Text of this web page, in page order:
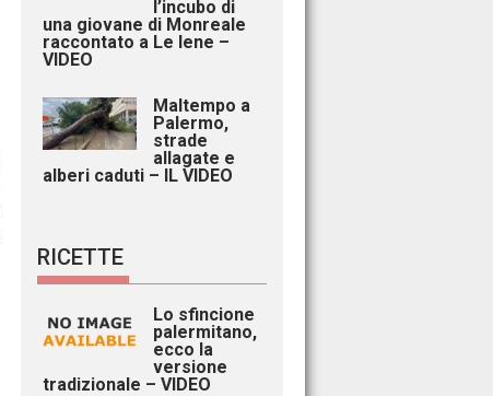
l’incubo di
una giovane di Monreale
raccontato a Le Iene –
VIDEO
Maltempo a
Palermo,
strade
allagate e
alberi caduti – IL VIDEO
RICETTE
Lo sfincione
palermitano,
ecco la
versione
tradizionale – VIDEO